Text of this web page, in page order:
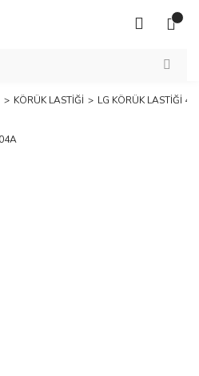
KÖRÜK LASTİĞİ LG KÖRÜK LASTİĞİ